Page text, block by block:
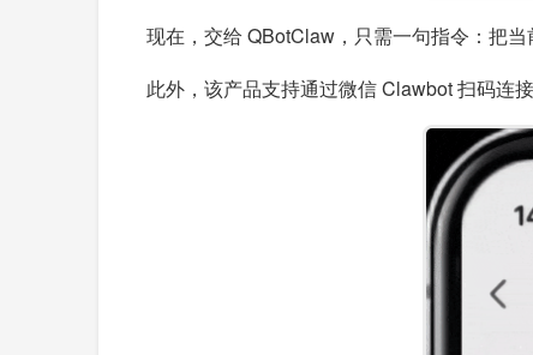
现在，交给 QBotClaw，只需一句指令：把
此外，该产品支持通过微信 Clawbot 扫码连